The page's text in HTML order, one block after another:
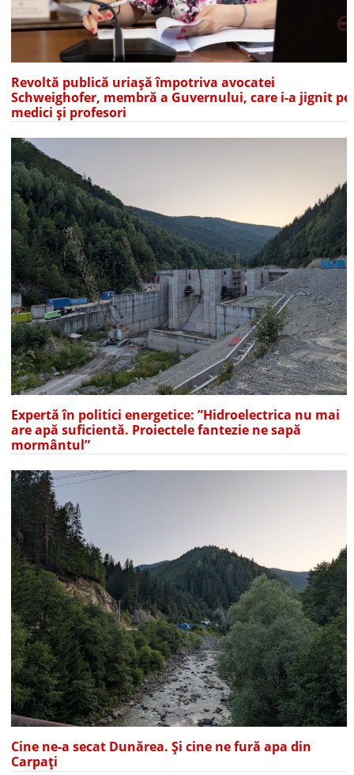
Revoltă publică uriașă împotriva avocatei
Schweighofer, membră a Guvernului, care i-a jignit pe
medici și profesori
Expertă în politici energetice: ”Hidroelectrica nu mai
are apă suficientă. Proiectele fantezie ne sapă
mormântul”
Cine ne-a secat Dunărea. Și cine ne fură apa din
Carpați